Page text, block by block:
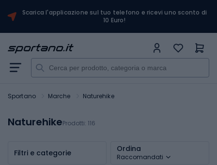
Scarica l'applicazione sul tuo telefono e ricevi uno sconto di
10 Euro!
Sportano Marche Naturehike
NaturehikeProdotti: 116
Filtri e categorie Ordina
Raccomandati